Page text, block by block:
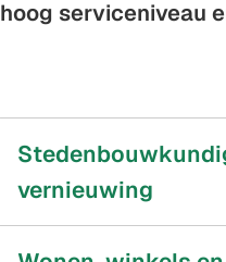
hoog serviceniveau
vernieuwing